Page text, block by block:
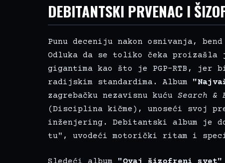
DEBITANTSKI PRVENAC I
Punu deceniju nakon osnivanja,
Odluka da se toliko čeka proizašla
gigantima kao što je PGP-RTB, jer
radijskim standardima. Album
zagrebačku nezavisnu kuću Search &
(Disciplina kičme), unoseći svoj
inženjering. Debitantski album je
tu", uvodeći motorički ritam i